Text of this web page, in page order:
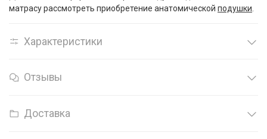
матрасу рассмотреть приобретение анатомической подушки
Характеристики
Отзывы
Доставка